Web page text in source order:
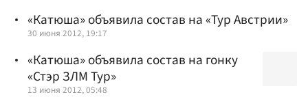
«Катюша» объявила состав на «Тур Австрии»
30 июня 2012, 19:17
«Катюша» объявила состав на гонку
«Стэр ЗЛМ Тур»
13 июня 2012, 05:48